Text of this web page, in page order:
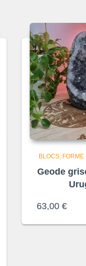
BLOCS, FORME
Geode
63,00 €